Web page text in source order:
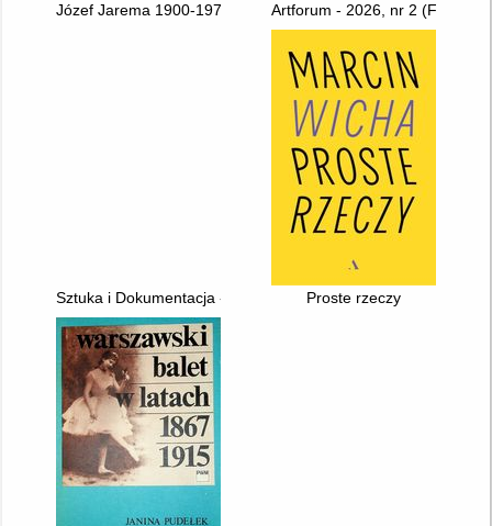
Józef Jarema 1900-1974 Artforum - 2026, nr 2
Sztuka i Dokumentacja - 2025, nr 33 (jesień-zima)
Proste rzeczy